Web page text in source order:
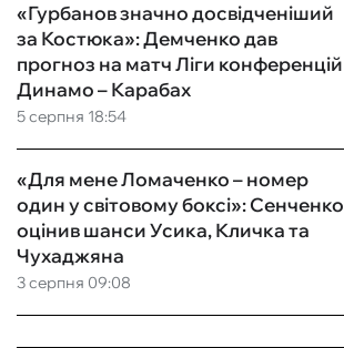
5 серпня 18:54
«Гурбанов значно досвідченіший
за Костюка»: Демченко дав
прогноз на матч Ліги конференцій
Динамо – Карабах
3 серпня 09:08
«Для мене Ломаченко – номер
один у світовому боксі»: Сенченко
оцінив шанси Усика, Кличка та
Чухаджяна